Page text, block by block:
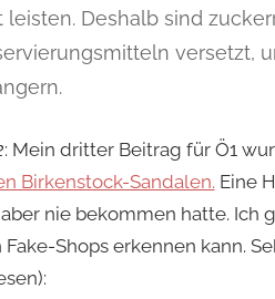
leisten. Deshalb sind
versetzt,
: Mein dritter Beitrag für Ö1
Birkenstock-Sandalen. Eine
nie bekommen hatte. Ich
Shops erkennen kann.